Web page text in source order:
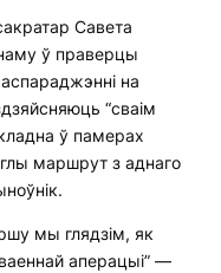
Савета
ў праверцы
на
“сваім
ў памерах
маршрут з аднаго
мы глядзім, як
аперацыі” —